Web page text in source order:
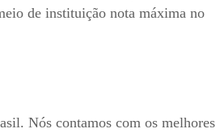
de instituição nota máxima no
Nós contamos com os melhores